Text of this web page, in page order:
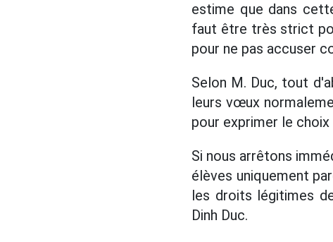
estime que dans
faut être très strict
pour ne pas accuser
Selon M. Duc, tout
leurs vœux
pour exprimer le
Si nous arrêtons
élèves uniquement
les droits légitimes
Dinh Duc.